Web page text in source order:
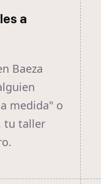
a
Baeza
medida" o
tu taller